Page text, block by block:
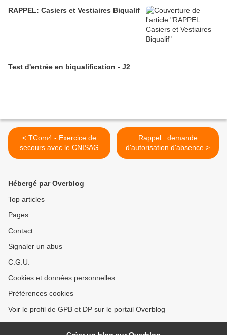
RAPPEL: Casiers et Vestiaires Biqualif
Test d'entrée en biqualification - J2
< TCom4 - Exercice de
secours avec le CNISAG
Rappel : demande
d'autorisation d'absence >
Hébergé par Overblog
Top articles
Pages
Contact
Signaler un abus
C.G.U.
Cookies et données personnelles
Préférences cookies
Voir le profil de GPB et DP sur le portail Overblog